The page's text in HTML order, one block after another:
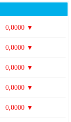
0,0000 ▼
0,0000 ▼
0,0000 ▼
0,0000 ▼
0,0000 ▼